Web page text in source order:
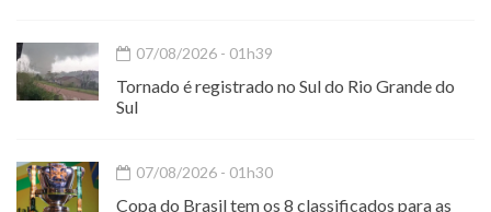
07/08/2026 - 01h39
Tornado é registrado no Sul do Rio Grande do
Sul
07/08/2026 - 01h30
Copa do Brasil tem os 8 classificados para as